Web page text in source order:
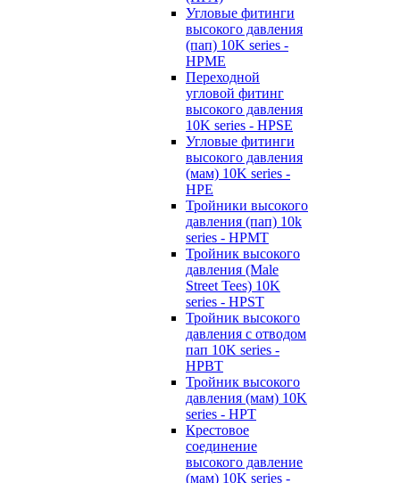
Угловые фитинги
высокого давления
(пап) 10K series -
HPME
Переходной
угловой фитинг
высокого давления
10K series - HPSE
Угловые фитинги
высокого давления
(мам) 10K series -
HPE
Тройники высокого
давления (пап) 10k
series - HPMT
Тройник высокого
давления (Male
Street Tees) 10K
series - HPST
Тройник высокого
давления с отводом
пап 10K series -
HPBT
Тройник высокого
давления (мам) 10K
series - HPT
Крестовое
соединение
высокого давление
(мам) 10K series -